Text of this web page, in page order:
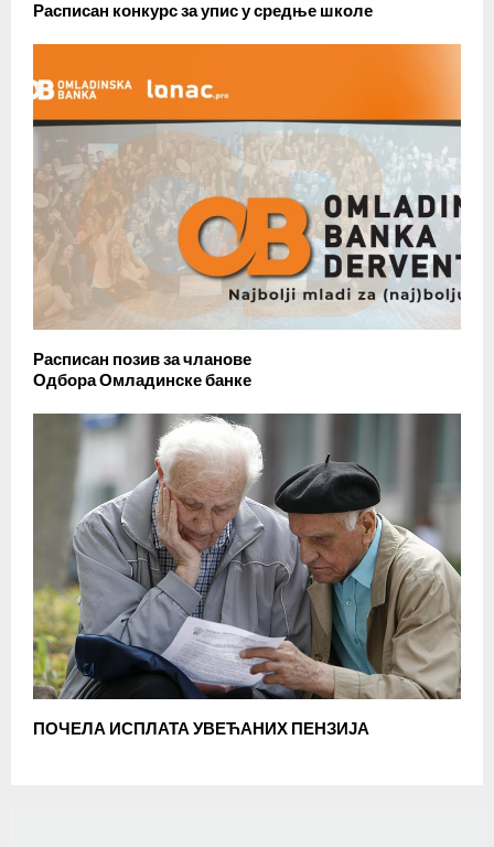
Расписан конкурс за упис у средње школе
Расписан позив за чланове
Одбора Омладинске банке
ПОЧЕЛА ИСПЛАТА УВЕЋАНИХ ПЕНЗИЈА